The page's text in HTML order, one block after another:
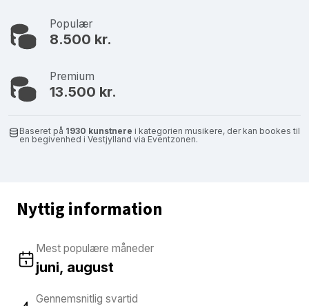
Populær
8.500 kr.
Premium
13.500 kr.
Baseret på 1930 kunstnere i kategorien musikere, der kan bookes til
en begivenhed i Vestjylland via Eventzonen.
Nyttig information
Mest populære måneder
juni, august
Gennemsnitlig svartid